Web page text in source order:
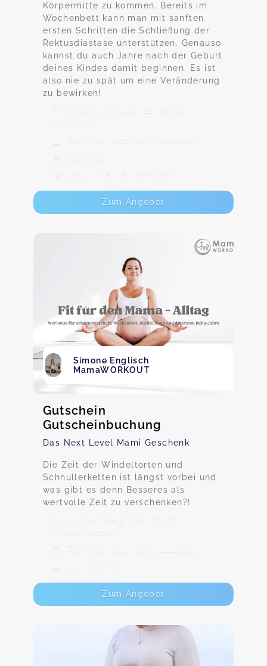
Körpermitte zu kommen. Bereits im
Wochenbett kann man mit sanften
ersten Schritten die Schließung der
Rektusdiastase unterstützen. Genauso
kannst du auch Jahre nach der Geburt
deines Kindes damit beginnen. Es ist
also nie zu spät um eine Veränderung
zu bewirken!
Ottener Straße, 22, 87494
Rückholz
Termine nach Vereinbarung
68,00 €
Max. 1 TeilnehmerInnen
Zum Angebot
Simone Englisch
MamaWORKOUT
Gutschein
Gutscheinbuchung
Das Next Level Mami Geschenk
Die Zeit der Windeltorten und
Schnullerketten ist längst vorbei und
was gibt es denn Besseres als
wertvolle Zeit zu verschenken?!
An der Steig 23a, 87487
Termine nach Vereinbarung
Ab 10,00 €
Zum Angebot